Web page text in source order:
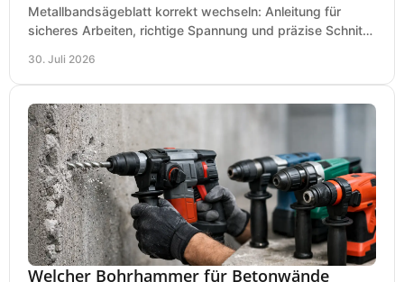
Metallbandsägeblatt korrekt wechseln: Anleitung für
sicheres Arbeiten, richtige Spannung und präzise Schnitte
30. Juli 2026
Welcher Bohrhammer für Betonwände